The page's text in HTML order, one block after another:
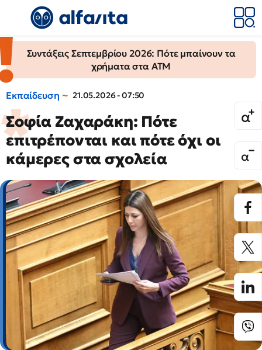
Συντάξεις Σεπτεμβρίου 2026: Πότε μπαίνουν τα
χρήματα στα ΑΤΜ
Εκπαίδευση 21.05.2026 - 07:50
Σοφία Ζαχαράκη: Πότε
επιτρέπονται και πότε όχι οι
κάμερες στα σχολεία